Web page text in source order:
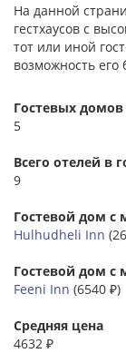
На данной
гестхаусов с
тот или иной
возможность
Гостевых
5
Всего отелей в
9
Гостевой дом
Hulhudheli Inn
Гостевой дом с
Feeni Inn (6540 ₽)
Средняя цена
4632 ₽